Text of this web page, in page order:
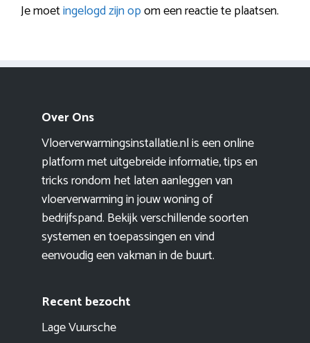
Je moetingelogd zijn opom een reactie te plaatsen.
Over Ons
Vloerverwarmingsinstallatie.nl is een online
platform met uitgebreide informatie, tips en
tricks rondom het laten aanleggen van
vloerverwarming in jouw woning of
bedrijfspand. Bekijk verschillende soorten
systemen en toepassingen en vind
eenvoudig een vakman in de buurt.
Recent bezocht
Lage Vuursche